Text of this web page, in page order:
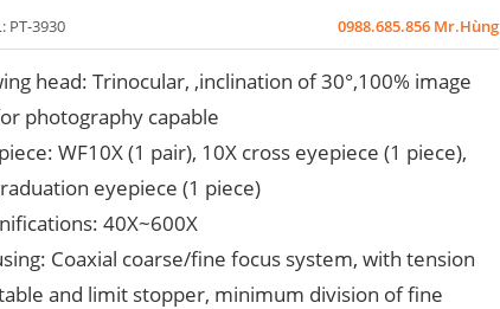
PT-3930 0988.685.856 Mr.Hùng
head: Trinocular, ,inclination of 30°,100% image
photography capable
WF10X (1 pair), 10X cross eyepiece (1 piece),
eyepiece (1 piece)
40X~600X
Coaxial coarse/fine focus system, with tension
and limit stopper, minimum division of fine